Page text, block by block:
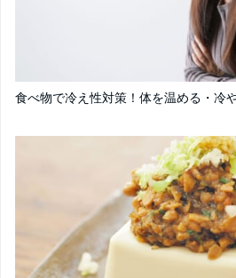
食べ物で冷え性対策！体を温める・冷